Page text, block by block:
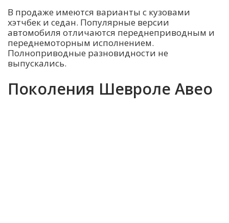
В продаже имеются варианты с кузовами
хэтчбек и седан. Популярные версии
автомобиля отличаются переднеприводным и
переднемоторным исполнением.
Полноприводные разновидности не
выпускались.
Поколения Шевроле Авео